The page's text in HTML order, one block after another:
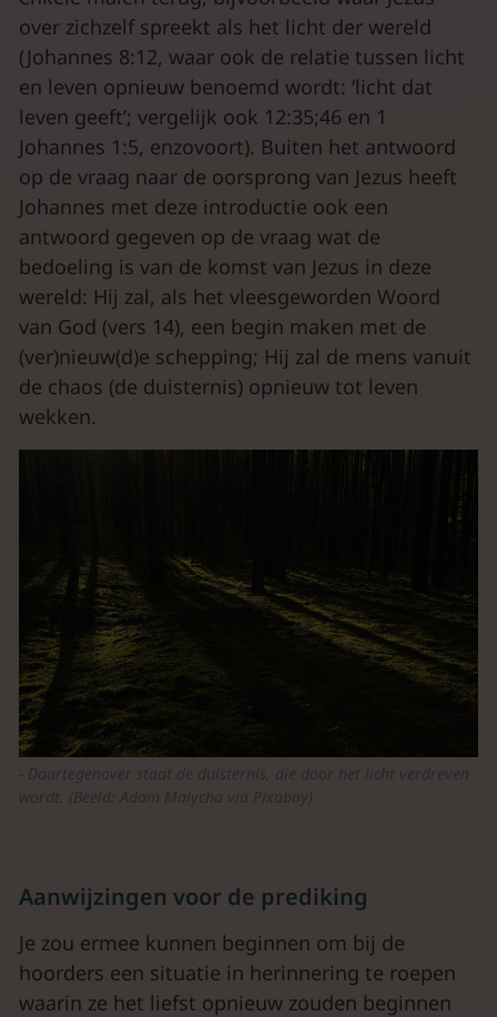
over zichzelf spreekt als het licht der wereld
(Johannes 8:12, waar ook de relatie tussen licht
en leven opnieuw benoemd wordt: ‘licht dat
leven geeft’; vergelijk ook 12:35;46 en 1
Johannes 1:5, enzovoort). Buiten het antwoord
op de vraag naar de oorsprong van Jezus heeft
Johannes met deze introductie ook een
antwoord gegeven op de vraag wat de
bedoeling is van de komst van Jezus in deze
wereld: Hij zal, als het vleesgeworden Woord
van God (vers 14), een begin maken met de
(ver)nieuw(d)e schepping; Hij zal de mens vanuit
de chaos (de duisternis) opnieuw tot leven
wekken.
Daartegenover staat de duisternis, die door het licht verdreven
wordt. (Beeld: Adam Malycha via Pixabay)
Aanwijzingen voor de prediking
Je zou ermee kunnen beginnen om bij de
hoorders een situatie in herinnering te roepen
waarin ze het liefst opnieuw zouden beginnen